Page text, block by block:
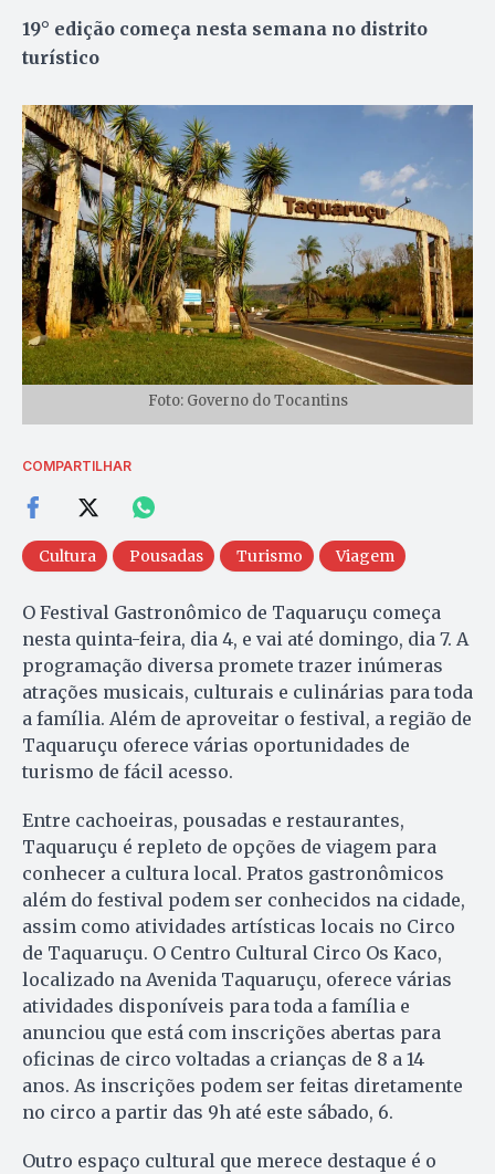
19° edição começa nesta semana no distrito
turístico
Foto: Governo do Tocantins
COMPARTILHAR
Cultura Pousadas Turismo Viagem
O Festival Gastronômico de Taquaruçu começa
nesta quinta-feira, dia 4, e vai até domingo, dia 7. A
programação diversa promete trazer inúmeras
atrações musicais, culturais e culinárias para toda
a família. Além de aproveitar o festival, a região de
Taquaruçu oferece várias oportunidades de
turismo de fácil acesso.
Entre cachoeiras, pousadas e restaurantes,
Taquaruçu é repleto de opções de viagem para
conhecer a cultura local. Pratos gastronômicos
além do festival podem ser conhecidos na cidade,
assim como atividades artísticas locais no Circo
de Taquaruçu. O Centro Cultural Circo Os Kaco,
localizado na Avenida Taquaruçu, oferece várias
atividades disponíveis para toda a família e
anunciou que está com inscrições abertas para
oficinas de circo voltadas a crianças de 8 a 14
anos. As inscrições podem ser feitas diretamente
no circo a partir das 9h até este sábado, 6.
Outro espaço cultural que merece destaque é o